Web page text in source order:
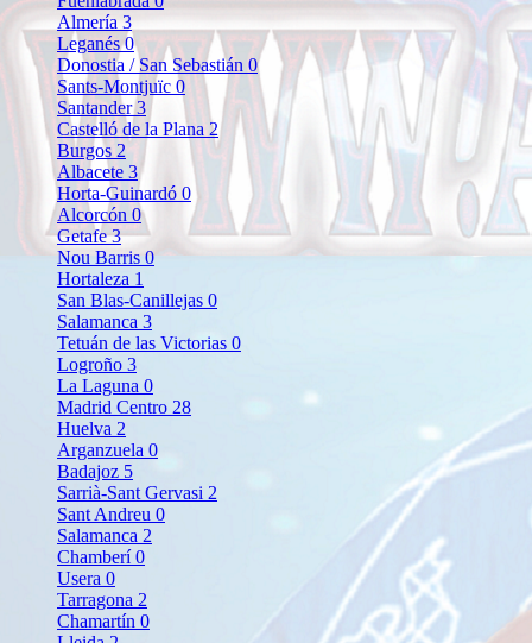
Almería 3
Leganés0
Donostia / San Sebastián 0
Sants-Montjuïc 0
Santander3
Castelló de la Plana2
Burgos 2
Albacete 3
Horta-Guinardó 0
Alcorcón 0
Getafe3
Nou Barris0
Hortaleza 1
San Blas-Canillejas 0
Salamanca 3
Tetuán de las Victorias 0
Logroño 3
La Laguna 0
Madrid Centro 28
Huelva 2
Arganzuela 0
Badajoz 5
Sarrià-Sant Gervasi 2
Sant Andreu 0
Salamanca 2
Chamberí0
Usera 0
Tarragona 2
Chamartín 0